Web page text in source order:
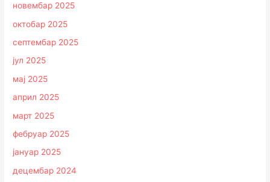
новембар 2025
октобар 2025
септембар 2025
јул 2025
мај 2025
април 2025
март 2025
фебруар 2025
јануар 2025
децембар 2024